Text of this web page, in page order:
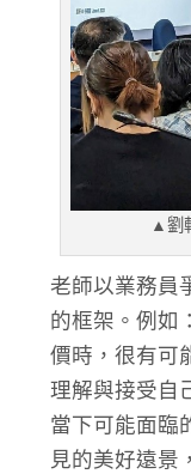
▲劉
老師以業務員
的框架。例如
價時，很有可
理解與接受自
當下可能面臨
見的美好遠景